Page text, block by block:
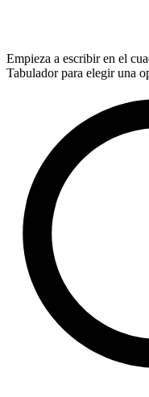
Empieza a escribir en el
Tabulador para elegir una